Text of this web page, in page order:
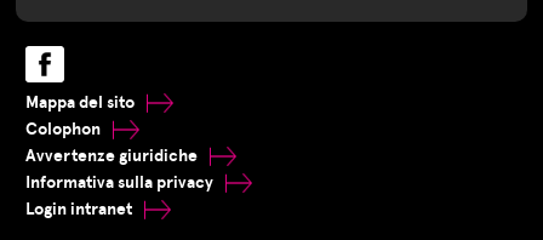
Mappa del sito
Colophon
Avvertenze giuridiche
Informativa sulla privacy
Login intranet